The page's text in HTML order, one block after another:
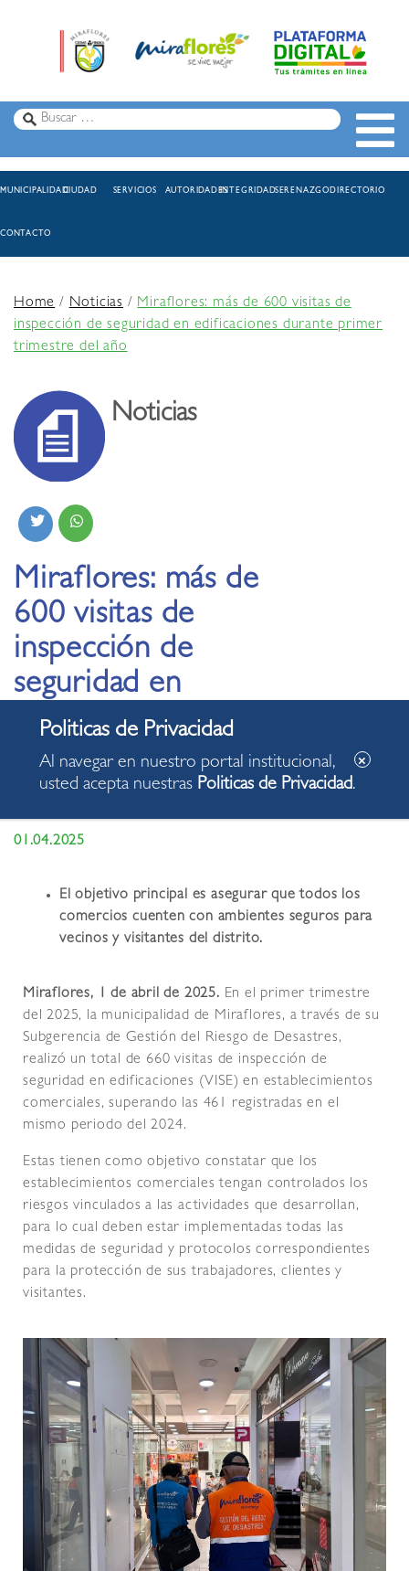
MUNICIPALIDADCIUDAD SERVICIOS AUTORIDADESINTEGRIDADSERENAZGODIRECTORIO
CONTACTO
Home/Noticias /Miraflores: más de 600 visitas de
inspección de seguridad en edificaciones durante primer
trimestre del año
Noticias
Miraflores: más de
600 visitas de
inspección de
seguridad en
edificaciones durante
primer trimestre del
año
01.04.2025
El objetivo principal es asegurar que todos los
comercios cuenten con ambientes seguros para
vecinos y visitantes del distrito.
Miraflores, 1 de abril de 2025. En el primer trimestre
del 2025, la municipalidad de Miraflores, a través de su
Subgerencia de Gestión del Riesgo de Desastres,
realizó un total de 660 visitas de inspección de
seguridad en edificaciones (VISE) en establecimientos
comerciales, superando las 461 registradas en el
mismo periodo del 2024.
Estas tienen como objetivo constatar que los
establecimientos comerciales tengan controlados los
riesgos vinculados a las actividades que desarrollan,
para lo cual deben estar implementadas todas las
medidas de seguridad y protocolos correspondientes
para la protección de sus trabajadores, clientes y
visitantes.
Al navegar en nuestro portal institucional,
usted acepta nuestras Politicas de Privacidad.